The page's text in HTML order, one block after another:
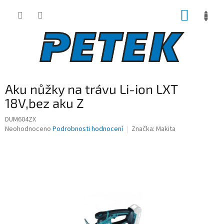
Aku nůžky na trávu Li-ion LXT
18V,bez aku Z
DUM604ZX
Průměrné
Neohodnoceno Podrobnosti hodnocení Značka: Makita